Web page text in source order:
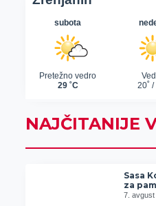
NAJČITANIJE
Sasa
za
7. avgust